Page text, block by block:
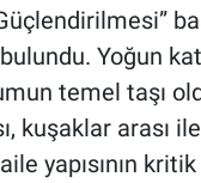
Yoğun
temel taşı
kuşaklar arası
yapısının